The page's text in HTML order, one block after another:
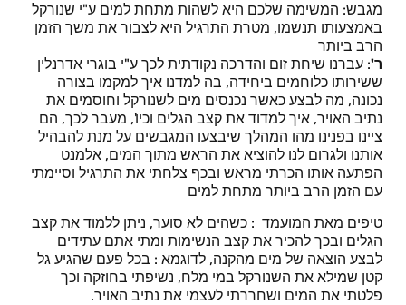
מגבש: המשימה שלכם היא לשהות מתחת למים ע"י שנורקל
באמצעותו תנשמו, מטרת התרגיל היא לצבור את משך הזמן
הרב ביותר
ר': עברנו שיחת זום והדרכה נקודתית לכך ע"י בוגרי אדרנלין
ששירותו כלוחמים ביחידה, בה למדנו איך למקמו בצורה
נכונה, מה לבצע כאשר נכנסים מים לשנורקל וחוסמים את
נתיב האויר, איך למדוד את קצב הגלים וכיו', מעבר לכך, הם
ציינו בפנינו מהו המהלך שיבצעו המגבשים על מנת להבהיל
אותנו ולגרום לנו להוציא את הראש מתוך המים, אלמנט
הפתעה אותו הכרתי מראש ובכף צלחתי את התרגיל וסיימתי
עם הזמן הרב ביותר מתחת למים
טיפים מאת המועמד : כשהים לא סוער, ניתן ללמוד את קצב
הגלים ובכך להכיר את קצב הנשימות ומתי אתם עתידים
לבצע הוצאה של מים מהקנה, לדוגמא : בכל פעם שהגיע גל
קטן שמילא את השנורקל במי מלח, נשיפתי בחוזקה וכך
פלטתי את המים ושחררתי לעצמי את נתיב האויר.